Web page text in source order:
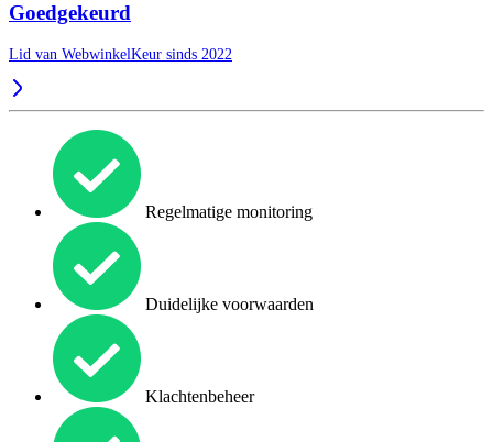
Goedgekeurd
Lid van WebwinkelKeur sinds 2022
Regelmatige monitoring
Duidelijke voorwaarden
Klachtenbeheer